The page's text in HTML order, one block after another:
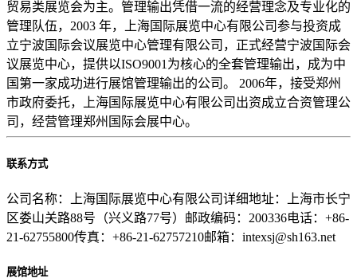
贸易类展览会为主。管理输出凭借一流的经营理念及专业化的
管理队伍，2003 年，上海国际展览中心有限公司参与投资成
立宁波国际会议展览中心管理有限公司，正式经营宁波国际会
议展览中心，提供以ISO9001为核心的全套管理输出，成为中
国第一家成功进行展馆管理输出的公司。 2006年，接受郑州
市政府委托，上海国际展览中心有限公司出资成立合资管理公
司，经营管理郑州国际会展中心。
联系方式
公司名称：上海国际展览中心有限公司详细地址：上海市长宁
区娄山关路88号（兴义路77号）邮政编码：200336电话：+86-
21-62755800传真：+86-21-62757210邮箱：intexsj@sh163.net
展馆地址